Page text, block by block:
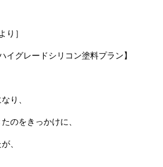
り］
イグレードシリコン塗料プラン】
り、
のをきっかけに、
、